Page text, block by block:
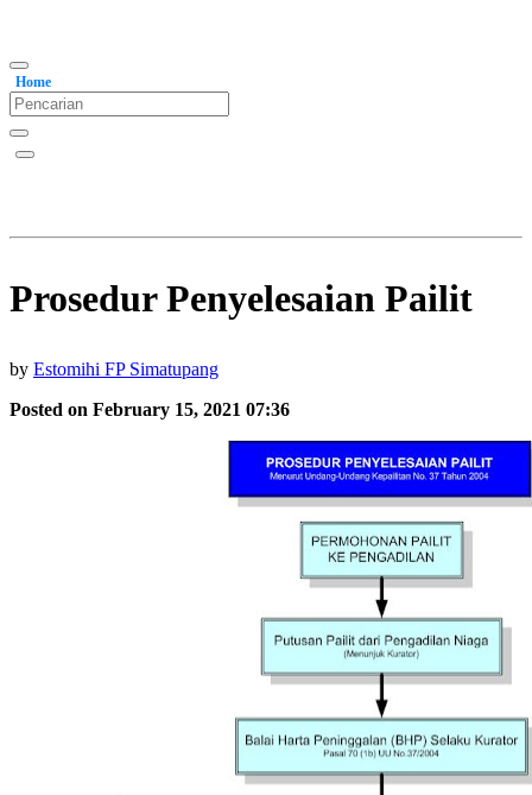
Home
Prosedur Penyelesaian Pailit
by Estomihi FP Simatupang
Posted on February 15, 2021 07:36